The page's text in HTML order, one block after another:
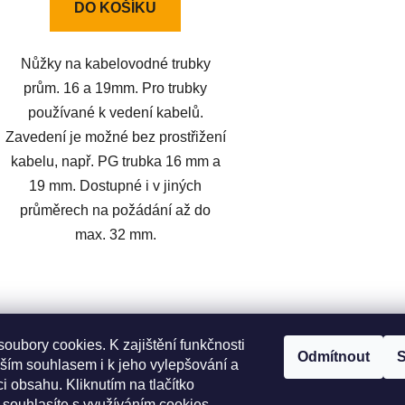
cookies. K zajištění funkčnosti
souhlasem i k jeho vylepšování a
obsahu. Kliknutím na tlačítko
Odmítnout
DO KOŠÍKU
Nůžky na kabelovodné trubky
prům. 16 a 19mm. Pro trubky
používané k vedení kabelů.
Zavedení je možné bez prostřižení
kabelu, např. PG trubka 16 mm a
19 mm. Dostupné i v jiných
průměrech na požádání až do
max. 32 mm.
O
v
l
á
d
Heureka.cz Original LÖWE Germany LÖWE na